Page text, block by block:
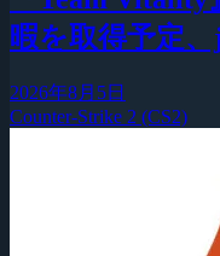
暇を取得予定
2026年8月5日
Counter-Strike 2 (CS2)